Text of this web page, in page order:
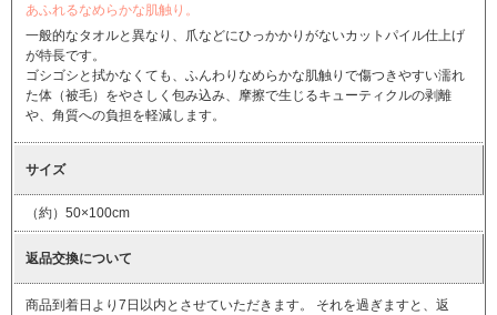
あふれるなめらかな肌触り。
一般的なタオルと異なり、爪などにひっかかりがないカットパイル仕上げ
が特長です。
ゴシゴシと拭かなくても、ふんわりなめらかな肌触りで傷つきやすい濡れ
た体（被毛）をやさしく包み込み、摩擦で生じるキューティクルの剥離
や、角質への負担を軽減します。
サイズ
（約）50×100cm
返品交換について
商品到着日より7日以内とさせていただきます。 それを過ぎますと、返